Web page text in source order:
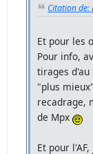
Citation de:
Et pour les
Pour info,
tirages d'au
"plus
recadrage,
de Mpx
Et pour